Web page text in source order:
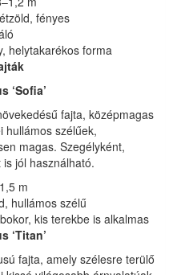
fényes
helytakarékos forma
‘Sofia’
fajta, középmagas
hullámos szélűek,
magas. Szegélyként,
jól használható.
m
hullámos szélű
kis terekbe is alkalmas
‘Titan’
fajta, amely szélesre terülő